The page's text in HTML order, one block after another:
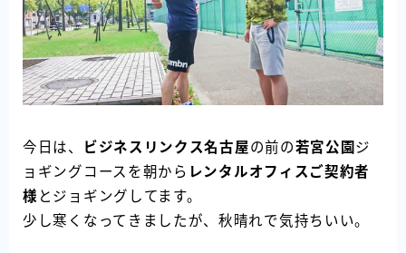
会社案内
今日は、 ビジネスリンクス名古屋の前の若宮公園 ジ
ョギングコースを朝から レンタルオフィスご契約者
様 とジョギングしてます。
少し寒くなってきましたが、秋晴れで気持ちいい。